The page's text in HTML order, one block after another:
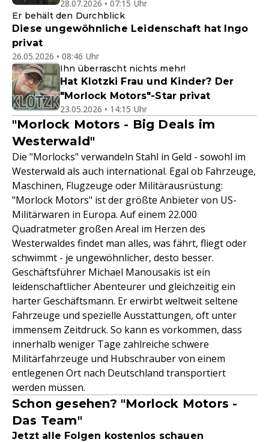
28.07.2026 • 07:15 Uhr
Er behält den Durchblick
Diese ungewöhnliche Leidenschaft hat Ingo
privat
26.05.2026 • 08:46 Uhr
Ihn überrascht nichts mehr!
Hat Klotzki Frau und Kinder? Der
"Morlock Motors"-Star privat
23.05.2026 • 14:15 Uhr
"Morlock Motors - Big Deals im
Westerwald"
Die "Morlocks" verwandeln Stahl in Geld - sowohl im
Westerwald als auch international. Egal ob Fahrzeuge,
Maschinen, Flugzeuge oder Militärausrüstung:
"Morlock Motors" ist der größte Anbieter von US-
Militärwaren in Europa. Auf einem 22.000
Quadratmeter großen Areal im Herzen des
Westerwaldes findet man alles, was fährt, fliegt oder
schwimmt - je ungewöhnlicher, desto besser.
Geschäftsführer Michael Manousakis ist ein
leidenschaftlicher Abenteurer und gleichzeitig ein
harter Geschäftsmann. Er erwirbt weltweit seltene
Fahrzeuge und spezielle Ausstattungen, oft unter
immensem Zeitdruck. So kann es vorkommen, dass
innerhalb weniger Tage zahlreiche schwere
Militärfahrzeuge und Hubschrauber von einem
entlegenen Ort nach Deutschland transportiert
werden müssen.
Schon gesehen? "Morlock Motors -
Das Team"
Jetzt alle Folgen kostenlos schauen